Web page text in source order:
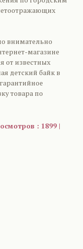
внимательно
магазине
от известных
детский байк в
товара по
: 1899 |